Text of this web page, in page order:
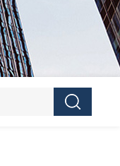
消解器（6管）